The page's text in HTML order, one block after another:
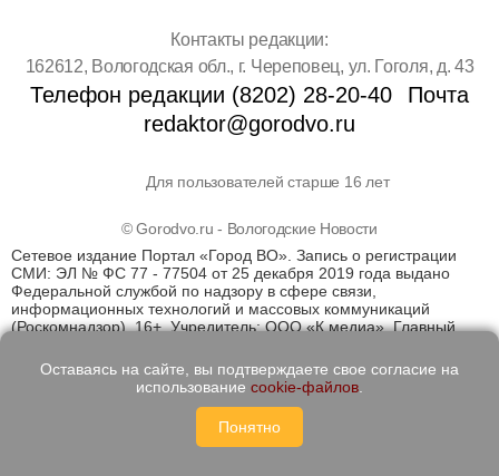
Контакты редакции:
162612, Вологодская обл., г. Череповец, ул. Гоголя, д. 43
Телефон редакции (8202) 28-20-40
Почта
redaktor@gorodvo.ru
Для пользователей старше 16 лет
© Gorodvo.ru - Вологодские Новости
Сетевое издание Портал «Город ВО». Запись о регистрации
СМИ: ЭЛ № ФС 77 - 77504 от 25 декабря 2019 года выдано
Федеральной службой по надзору в сфере связи,
информационных технологий и массовых коммуникаций
(Роскомнадзор). 16+. Учредитель: ООО «К медиа». Главный
применяются рекомендательные технологии (информационные
технологии предоставления информации на основе сбора,
систематизации и анализа сведений, относящихся к
предпочтениям пользователей сети "Интернет", находящихся
на территории Российской Федерации)
Оставаясь на сайте, вы подтверждаете свое согласие на
использование cookie-файлов
Понятно